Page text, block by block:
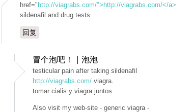
href=" http://viagrabs.com/">http://viagrabs.com/</a>
sildenafil and drug tests.
回复
冒个泡吧！ | 泡泡
testicular pain after taking sildenafil
http://viagrabs.com/ viagra.
tomar cialis y viagra juntos.
Also visit my web-site - generic viagra -